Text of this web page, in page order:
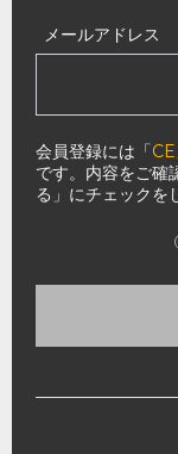
メールアドレス
会員登録には「
です。内容をご確
る」にチェックを